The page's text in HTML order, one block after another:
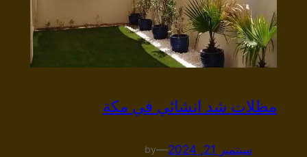
مظلات شد انشائي في مكة
سبتمبر 21, 2024 —
by